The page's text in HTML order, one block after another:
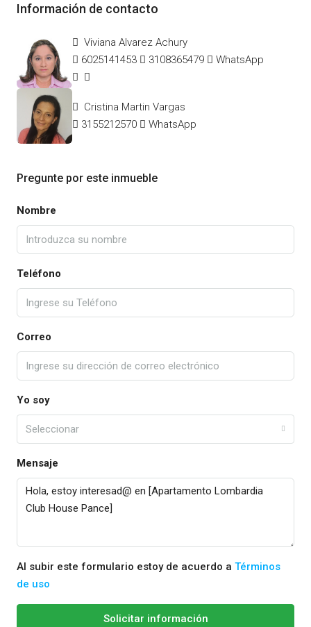
Información de contacto
Viviana Alvarez Achury
6025141453
3108365479 WhatsApp
Cristina Martin Vargas
3155212570
WhatsApp
Pregunte por este inmueble
Nombre
Teléfono
Correo
Yo soy
Seleccionar
Mensaje
Al subir este formulario estoy de acuerdo a Términos
de uso
Solicitar información